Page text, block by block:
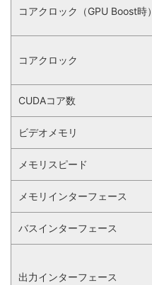
コアクロック（GPU Boost時）
コアクロック
CUDAコア数
ビデオメモリ
メモリスピード
メモリインターフェース
バスインターフェース
出力インターフェース